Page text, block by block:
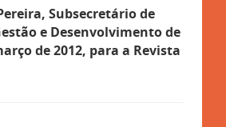
Subsecretário de
e Desenvolvimento de
de 2012, para a Revista